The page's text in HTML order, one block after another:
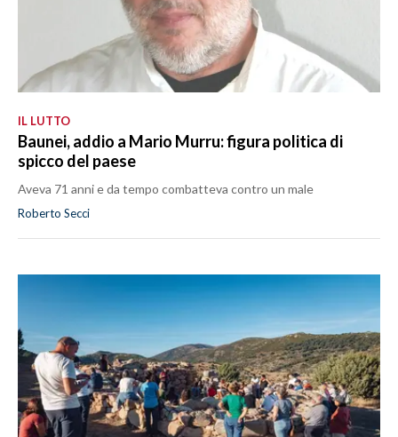
IL LUTTO
Baunei, addio a Mario Murru: figura politica di
spicco del paese
Aveva 71 anni e da tempo combatteva contro un male
Roberto Secci